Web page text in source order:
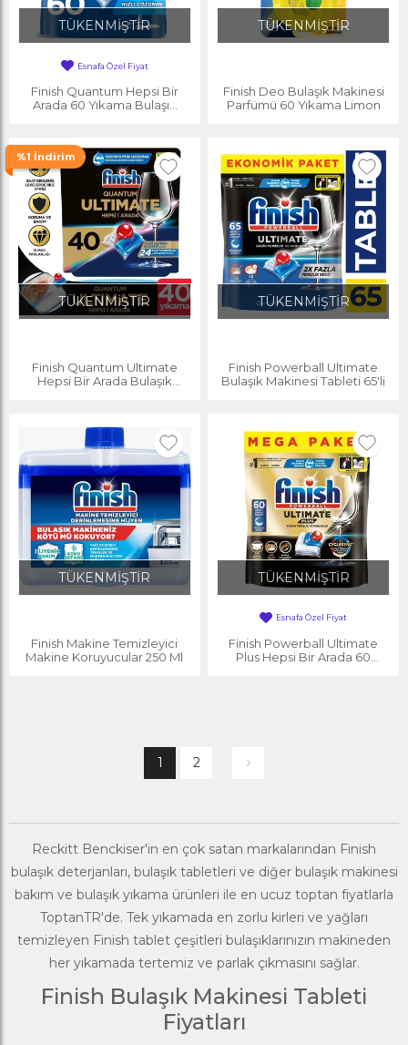
TÜKENMİŞTİR
Esnafa Özel Fiyat
Finish Quantum Hepsi Bir
Arada 60 Yıkama Bulaşık
TÜKENMİŞTİR
Finish Deo Bulaşık Makinesi
Parfümü 60 Yıkama Limon
%1 İndirim
TÜKENMİŞTİR
Finish Quantum Ultimate
Hepsi Bir Arada Bulaşık
TÜKENMİŞTİR
Finish Powerball Ultimate
Bulaşık Makinesi Tableti 65'li
TÜKENMİŞTİR
Finish Makine Temizleyici
Makine Koruyucular 250 Ml
TÜKENMİŞTİR
Esnafa Özel Fiyat
Finish Powerball Ultimate
Plus Hepsi Bir Arada 60
1 2
Reckitt Benckiser'in en çok satan markalarından Finish
bulaşık deterjanları, bulaşık tabletleri ve diğer bulaşık makinesi
bakım ve bulaşık yıkama ürünleri ile en ucuz toptan fiyatlarla
ToptanTR'de. Tek yıkamada en zorlu kirleri ve yağları
temizleyen Finish tablet çeşitleri bulaşıklarınızın makineden
her yıkamada tertemiz ve parlak çıkmasını sağlar.
Finish Bulaşık Makinesi Tableti
Fiyatları